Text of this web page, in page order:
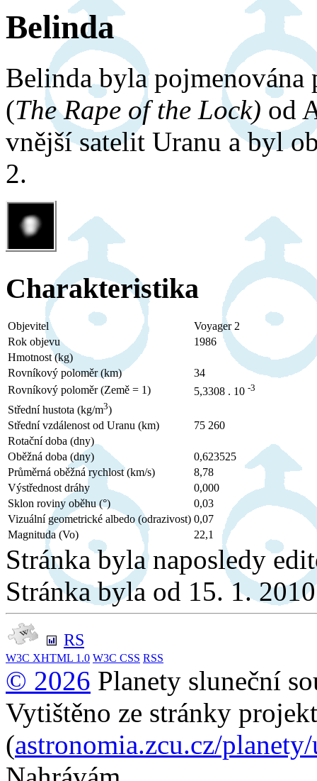
Belinda
Belinda byla
(The Rape of the Lock) od
vnější satelit Uranu a byl
2.
Charakteristika
Objevitel
Voyager 2
Rok objevu
1986
Hmotnost (kg)
Rovníkový poloměr (km)
34
Rovníkový poloměr (Země = 1)
5,3308 . 10 -3
Střední hustota (kg/m3)
Střední vzdálenost od Uranu (km)
75 260
Rotační doba (dny)
Oběžná doba (dny)
0,623525
Průměrná oběžná rychlost (km/s)
8,78
Výstřednost dráhy
0,000
Sklon roviny oběhu (°)
0,03
Vizuální geometrické albedo (odrazivost) 0,07
Magnituda (Vo)
22,1
Stránka byla naposledy
Stránka byla od 15. 1.
RS
W3C XHTML 1.0 W3C CSS RSS
© 2026 Planety sluneční
Vytištěno ze stránky
(astronomia.zcu.cz/